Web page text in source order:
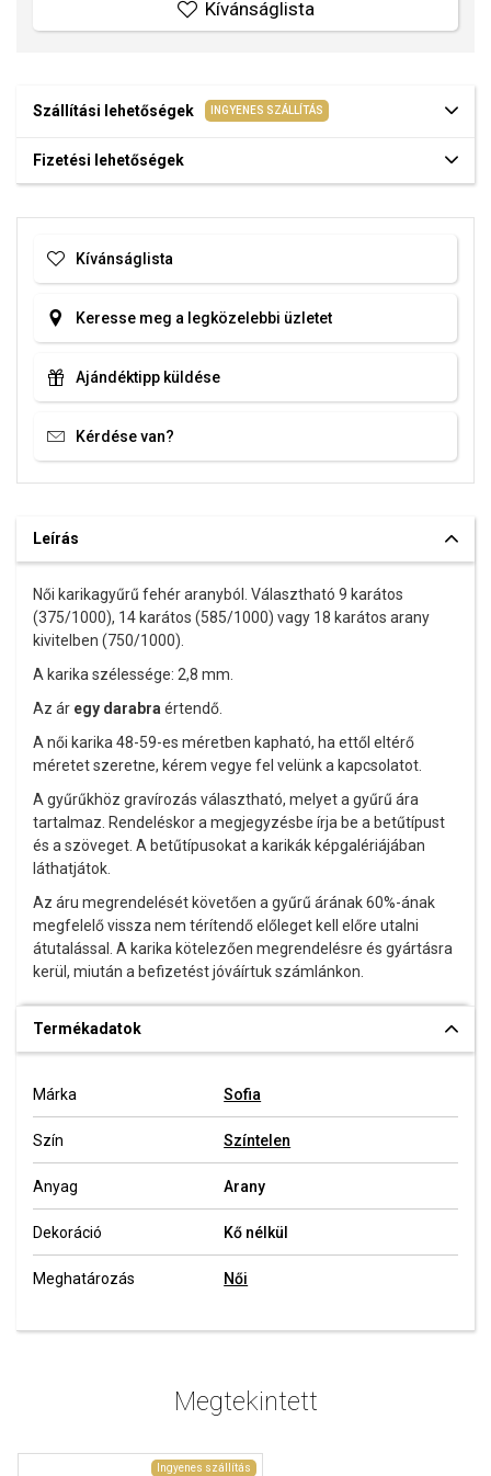
Kívánságlista
Szállítási lehetőségek INGYENES SZÁLLÍTÁS
Fizetési lehetőségek
Kívánságlista
Keresse meg a legközelebbi üzletet
Ajándéktipp küldése
Kérdése van?
Leírás
Női karikagyűrű fehér aranyból. Választható 9 karátos
(375/1000), 14 karátos (585/1000) vagy 18 karátos arany
kivitelben (750/1000).
A karika szélessége: 2,8 mm.
Az ár egy darabra értendő.
A női karika 48-59-es méretben kapható, ha ettől eltérő
méretet szeretne, kérem vegye fel velünk a kapcsolatot.
A gyűrűkhöz gravírozás választható, melyet a gyűrű ára
tartalmaz. Rendeléskor a megjegyzésbe írja be a betűtípust
és a szöveget. A betűtípusokat a karikák képgalériájában
láthatjátok.
Az áru megrendelését követően a gyűrű árának 60%-ának
megfelelő vissza nem térítendő előleget kell előre utalni
átutalással. A karika kötelezően megrendelésre és gyártásra
kerül, miután a befizetést jóváírtuk számlánkon.
Termékadatok
Márka Sofia
Szín Színtelen
Anyag Arany
Dekoráció Kő nélkül
Meghatározás Női
Megtekintett
Ingyenes szállítás